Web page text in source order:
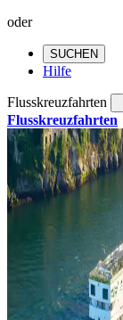
oder
SUCHEN
Hilfe
Flusskreuzfahrten
Flusskreuzfahrten